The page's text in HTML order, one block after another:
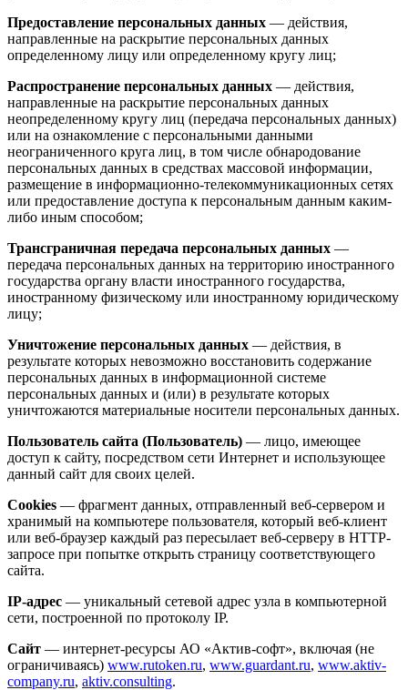
Предоставление персональных данных — действия,
направленные на раскрытие персональных данных
определенному лицу или определенному кругу лиц;
Распространение персональных данных — действия,
направленные на раскрытие персональных данных
неопределенному кругу лиц (передача персональных данных)
или на ознакомление с персональными данными
неограниченного круга лиц, в том числе обнародование
персональных данных в средствах массовой информации,
размещение в информационно-телекоммуникационных сетях
или предоставление доступа к персональным данным каким-
либо иным способом;
Трансграничная передача персональных данных —
передача персональных данных на территорию иностранного
государства органу власти иностранного государства,
иностранному физическому или иностранному юридическому
лицу;
Уничтожение персональных данных — действия, в
результате которых невозможно восстановить содержание
персональных данных в информационной системе
персональных данных и (или) в результате которых
уничтожаются материальные носители персональных данных.
Пользователь сайта (Пользователь) — лицо, имеющее
доступ к сайту, посредством сети Интернет и использующее
данный сайт для своих целей.
Cookies — фрагмент данных, отправленный веб-сервером и
хранимый на компьютере пользователя, который веб-клиент
или веб-браузер каждый раз пересылает веб-серверу в HTTP-
запросе при попытке открыть страницу соответствующего
сайта.
IP-адрес — уникальный сетевой адрес узла в компьютерной
сети, построенной по протоколу IP.
Сайт — интернет-ресурсы АО «Актив-софт», включая (не
ограничиваясь) www.rutoken.ru, www.guardant.ru, www.aktiv-
company.ru, aktiv.consulting.